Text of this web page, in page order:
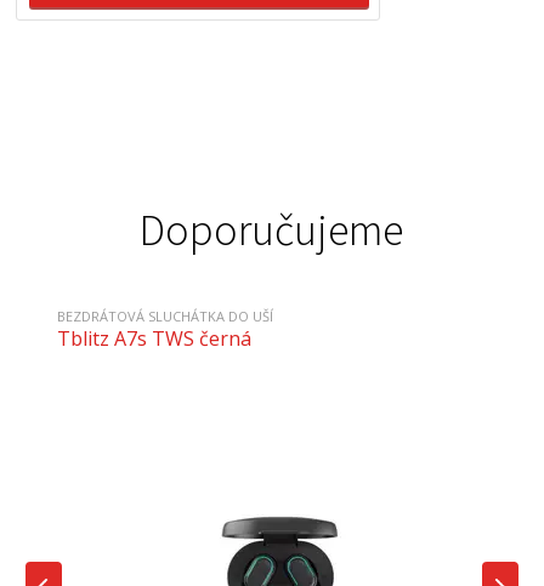
Doporučujeme
BEZDRÁTOVÁ SLUCHÁTKA DO UŠÍ
Tblitz A7s TWS černá